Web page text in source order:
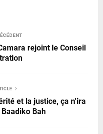
rejoint le Conseil
et la justice, ça n’ira
Bah